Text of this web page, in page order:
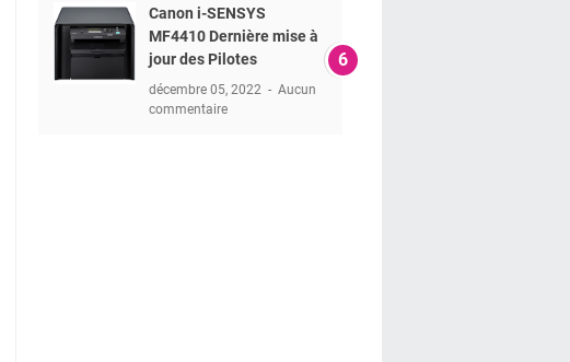
Canon i-SENSYS
MF4410 Dernière mise à
jour des Pilotes
décembre 05, 2022
Aucun
commentaire